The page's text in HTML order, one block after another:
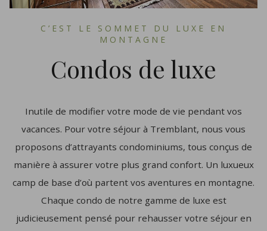
C’EST LE SOMMET DU LUXE EN
MONTAGNE
Condos de luxe
Inutile de modifier votre mode de vie pendant vos
vacances. Pour votre séjour à Tremblant, nous vous
proposons d’attrayants condominiums, tous conçus de
manière à assurer votre plus grand confort. Un luxueux
camp de base d’où partent vos aventures en montagne.
Chaque condo de notre gamme de luxe est
judicieusement pensé pour rehausser votre séjour en